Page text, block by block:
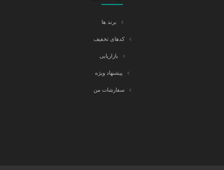
برند ها
کدهای تخفیف
بازاریابی
پیشنهاد ویژه
سفارشات من